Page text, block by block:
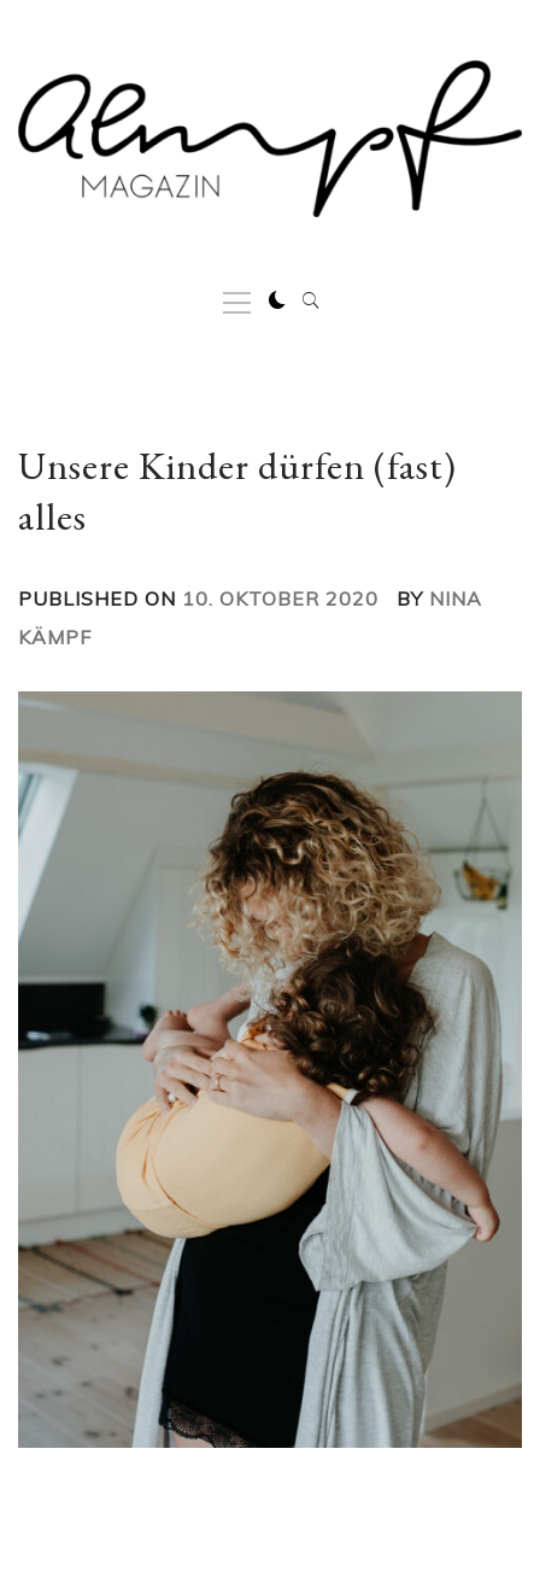
content
Primary
Menu
Unsere Kinder dürfen (fast)
alles
PUBLISHED ON 10. OKTOBER 2020 BY NINA
KÄMPF